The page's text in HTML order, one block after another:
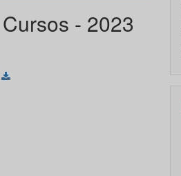
- 2023